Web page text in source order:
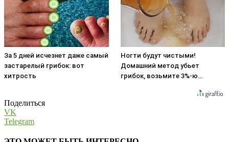
За 5 дней исчезнет даже самый
застарелый грибок: вот
хитрость
Ногти будут чистыми!
Домашний метод убьет
грибок, возьмите 3%-ю…
Поделиться
VK
Telegram